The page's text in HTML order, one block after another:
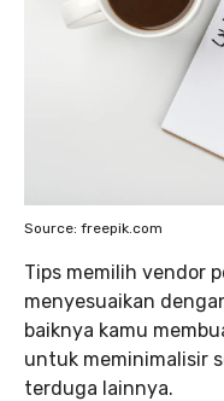
Source: freepik.com
Tips memilih vendor
menyesuaikan
baiknya kamu
untuk meminimalisir
terduga lainnya.